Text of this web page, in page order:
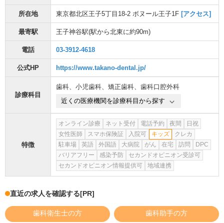
所在地 東京都北区王子5丁目18-2 ボヌール王子1F [アクセス]
最寄駅 王子神谷駅(駅から北東に約90m)
電話 03-3912-4618
公式HP https://www.takano-dental.jp/
診療科目
歯科、 小児歯科、 矯正歯科、 歯科口腔外科
近くの医療機関を診療科目から探す
特徴
オンライン診療 ネット受付 電話予約 夜間
日祝
女性医師
スマホ保険証 入院可 キッズ
クレカ
駐車場
英語 外国語 大病院 がん 在宅 訪問
DPC
バリアフリー
感染予防
セカンドオピニオン受診可
セカンドオピニオン情報提供可
地域連携
直近の求人を確認する[PR]
歯科衛生士の方 歯科助手の方